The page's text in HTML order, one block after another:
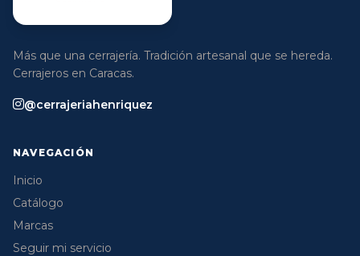
Más que una cerrajería. Tradición artesanal que se hereda.
Cerrajeros en Caracas.
@cerrajeriahenriquez
NAVEGACIÓN
Inicio
Catálogo
Marcas
Seguir mi servicio